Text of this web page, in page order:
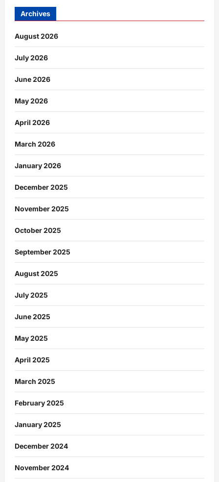
Archives
August 2026
July 2026
June 2026
May 2026
April 2026
March 2026
January 2026
December 2025
November 2025
October 2025
September 2025
August 2025
July 2025
June 2025
May 2025
April 2025
March 2025
February 2025
January 2025
December 2024
November 2024